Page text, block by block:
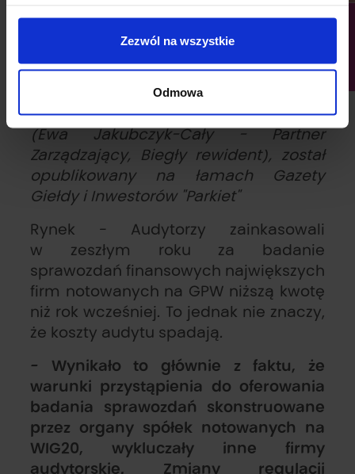
Zezwól na wszystkie
Odmowa
Komentarz autorstwa eksperta PKF
(Ewa Jakubczyk-Cały- Partner
Zarządzający, Biegły rewident), został
opublikowany na łamach Gazety
Giełdy i Inwestorów "Parkiet"
Rynek - Audytorzy zainkasowali
w zeszłym roku za badanie
sprawozdań finansowych największych
firm notowanych na GPW niższą kwotę
niż rok wcześniej. To jednak nie znaczy,
że koszty audytu spadają.
- Wynikało to głównie z faktu, że
warunki przystąpienia do oferowania
badania sprawozdań skonstruowane
przez organy spółek notowanych na
WIG20, wykluczały inne firmy
audytorskie. Zmiany regulacji